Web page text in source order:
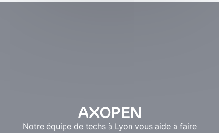
Notre équipe de techs à Lyon vous aide à faire